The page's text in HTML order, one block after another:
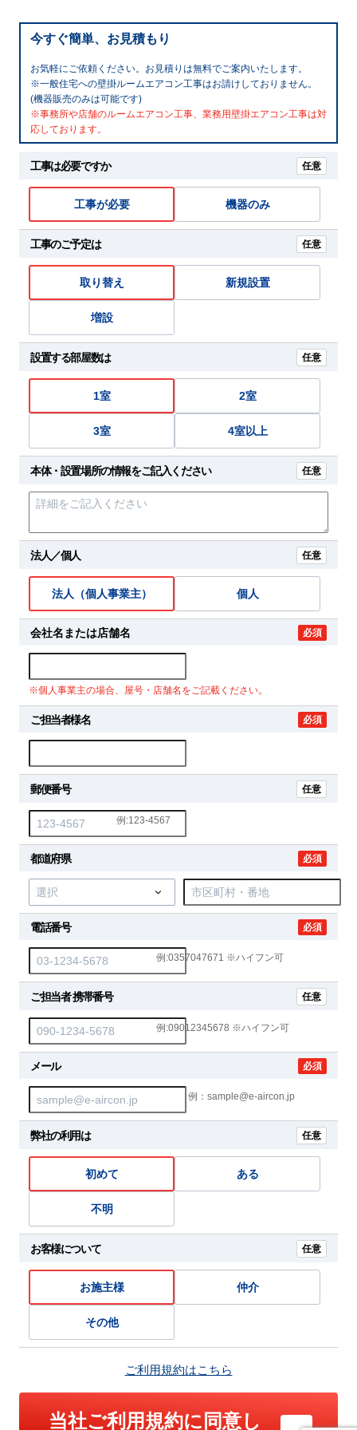
今すぐ簡単、お見積もり
お気軽にご依頼ください。お見積りは無料でご案内いたします。
※一般住宅への壁掛ルームエアコン工事はお請けしておりません。
(機器販売のみは可能です)
※事務所や店舗のルームエアコン工事、業務用壁掛エアコン工事は対
応しております。
工事は必要ですか 任意
工事が必要 機器のみ
工事のご予定は 任意
取り替え 新規設置
増設
設置する部屋数は 任意
1室 2室
3室 4室以上
本体・設置場所の情報をご記入ください 任意
法人／個人 任意
法人（個人事業主） 個人
会社名または店舗名 必須
※個人事業主の場合、屋号・店舗名をご記載ください。
ご担当者様名 必須
郵便番号 任意
例:123-4567
都道府県 必須
電話番号 必須
例:0357047671 ※ハイフン可
ご担当者 携帯番号 任意
例:09012345678 ※ハイフン可
メール 必須
例：sample@e-aircon.jp
弊社の利用は 任意
初めて ある
不明
お客様について 任意
お施主様 仲介
その他
ご利用規約はこちら
当社ご利用規約に同意し